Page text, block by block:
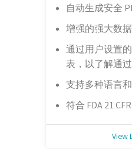
自动生成安全
增强的强大数
通过用户设置
表，以了解通
支持多种语言
符合 FDA 21
View